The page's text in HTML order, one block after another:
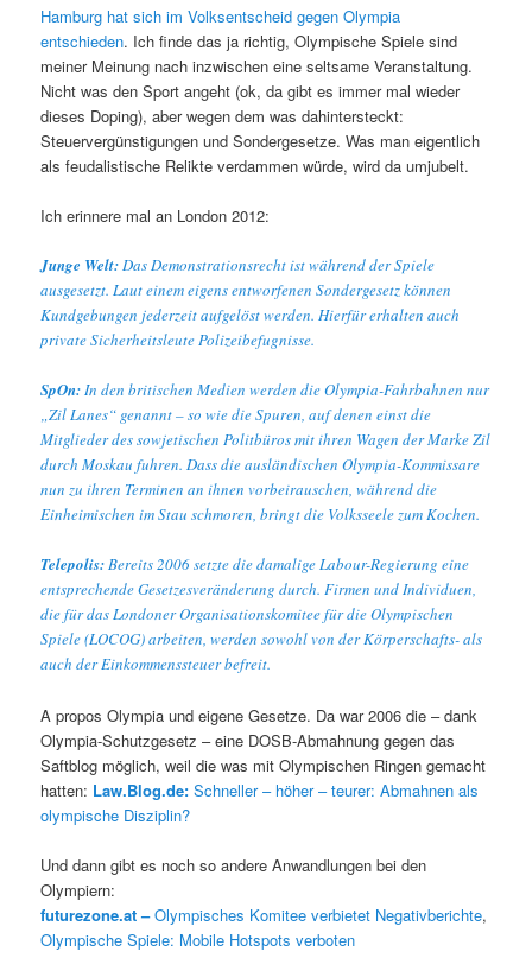
Hamburg hat sich im Volksentscheid gegen Olympia
entschieden. Ich finde das ja richtig, Olympische Spiele sind
meiner Meinung nach inzwischen eine seltsame Veranstaltung.
Nicht was den Sport angeht (ok, da gibt es immer mal wieder
dieses Doping), aber wegen dem was dahintersteckt:
Steuervergünstigungen und Sondergesetze. Was man eigentlich
als feudalistische Relikte verdammen würde, wird da umjubelt.
Ich erinnere mal an London 2012:
Junge Welt:Das Demonstrationsrecht ist während der Spiele
ausgesetzt. Laut einem eigens entworfenen Sondergesetz können
Kundgebungen jederzeit aufgelöst werden. Hierfür erhalten auch
private Sicherheitsleute Polizeibefugnisse.
SpOn:In den britischen Medien werden die Olympia-Fahrbahnen nur
„Zil Lanes“ genannt – so wie die Spuren, auf denen einst die
Mitglieder des sowjetischen Politbüros mit ihren Wagen der Marke Zil
durch Moskau fuhren. Dass die ausländischen Olympia-Kommissare
nun zu ihren Terminen an ihnen vorbeirauschen, während die
Einheimischen im Stau schmoren, bringt die Volksseele zum Kochen.
Telepolis:Bereits 2006 setzte die damalige Labour-Regierung eine
entsprechende Gesetzesveränderung durch. Firmen und Individuen,
die für das Londoner Organisationskomitee für die Olympischen
Spiele (LOCOG) arbeiten, werden sowohl von der Körperschafts- als
auch der Einkommenssteuer befreit.
A propos Olympia und eigene Gesetze. Da war 2006 die – dank
Olympia-Schutzgesetz – eine DOSB-Abmahnung gegen das
Saftblog möglich, weil die was mit Olympischen Ringen gemacht
hatten: Law.Blog.de: Schneller – höher – teurer: Abmahnen als
olympische Disziplin?
Und dann gibt es noch so andere Anwandlungen bei den
Olympiern:
futurezone.at –Olympisches Komitee verbietet Negativberichte,
Olympische Spiele: Mobile Hotspots verboten